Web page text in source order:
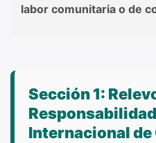
labor comunitaria o de
Sección 1:
Internacional